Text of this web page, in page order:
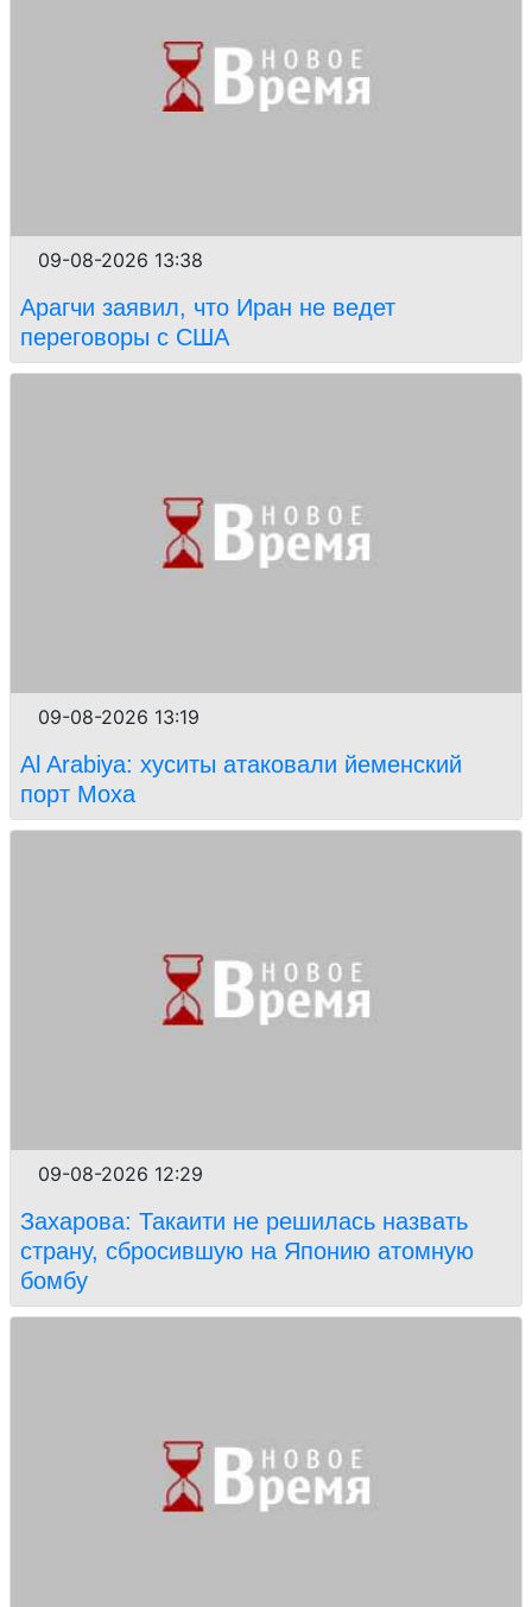
09-08-2026 13:38
Арагчи заявил, что Иран не ведет
переговоры с США
09-08-2026 13:19
Al Arabiya: хуситы атаковали йеменский
порт Моха
09-08-2026 12:29
Захарова: Такаити не решилась назвать
страну, сбросившую на Японию атомную
бомбу